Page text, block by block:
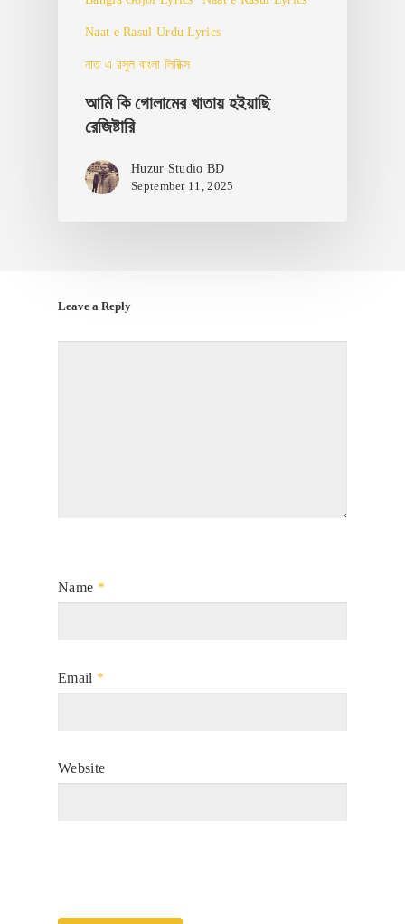
Naat e Rasul Urdu Lyrics
নাত এ রসুল বাংলা লিরিক্স
আমি কি গোলামের খাতায় হইয়াছি
রেজিষ্টারি
Huzur Studio BD
September 11, 2025
Leave a Reply
Name *
Email *
Website